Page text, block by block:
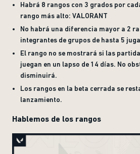
Habrá 8 rangos con 3 grados por
rango más alto: VALORANT
No habrá una diferencia mayor a 2
integrantes de grupos de hasta 5
El rango no se mostrará si las
juegan en un lapso de 14 días. No
disminuirá.
Los rangos en la beta cerrada se
lanzamiento.
Hablemos de los rangos